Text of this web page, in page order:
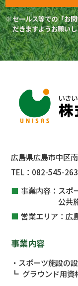
セールス等での「お
だきますようお願い
広島県広島市中区
TEL： 082-545-
事業内容： スポ
公共
営業エリア： 広
事業内容
スポーツ施設の
グラウンド用資